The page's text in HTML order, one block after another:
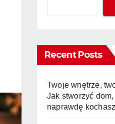
Recent Posts
Twoje wnętrze,
Jak stworzyć dom,
naprawdę kochasz